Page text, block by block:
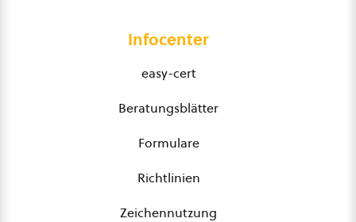
Infocenter
easy-cert
Beratungsblätter
Formulare
Richtlinien
Zeichennutzung